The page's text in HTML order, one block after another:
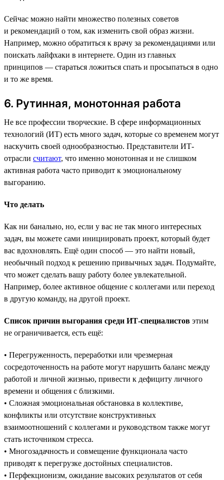
Сейчас можно найти множество полезных советов
и рекомендаций о том, как изменить свой образ жизни.
Например, можно обратиться к врачу за рекомендациями или
поискать лайфхаки в интернете. Один из главных
принципов — стараться ложиться спать и просыпаться в одно
и то же время.
6. Рутинная, монотонная работа
Не все профессии творческие. В сфере информационных
технологий (ИТ) есть много задач, которые со временем могут
наскучить своей однообразностью. Представители ИТ-
отрасли считают, что именно монотонная и не слишком
активная работа часто приводит к эмоциональному
выгоранию.
Что делать
Как ни банально, но, если у вас не так много интересных
задач, вы можете сами инициировать проект, который будет
вас вдохновлять. Ещё один способ — это найти новый,
необычный подход к решению привычных задач. Подумайте,
что может сделать вашу работу более увлекательной.
Например, более активное общение с коллегами или переход
в другую команду, на другой проект.
Список причин выгорания среди ИТ-специалистов этим
не ограничивается, есть ещё:
• Перегруженность, переработки или чрезмерная
сосредоточенность на работе могут нарушить баланс между
работой и личной жизнью, привести к дефициту личного
времени и общения с близкими.
• Сложная эмоциональная обстановка в коллективе,
конфликты или отсутствие конструктивных
взаимоотношений с коллегами и руководством также могут
стать источником стресса.
• Многозадачность и совмещение функционала часто
приводят к перегрузке достойных специалистов.
• Перфекционизм, ожидание высоких результатов от себя